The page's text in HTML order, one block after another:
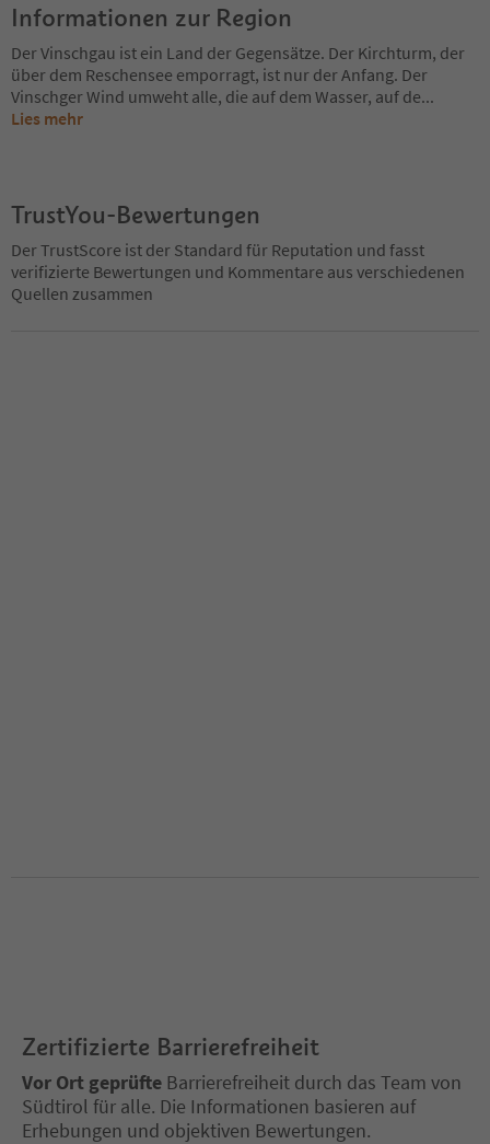
Informationen zur Region
Der Vinschgau ist ein Land der Gegensätze. Der Kirchturm, der
über dem Reschensee emporragt, ist nur der Anfang. Der
Vinschger Wind umweht alle, die auf dem Wasser, auf de...
Lies mehr
TrustYou-Bewertungen
Der TrustScore ist der Standard für Reputation und fasst
verifizierte Bewertungen und Kommentare aus verschiedenen
Quellen zusammen
Zertifizierte Barrierefreiheit
Vor Ort geprüfte Barrierefreiheit durch das Team von
Südtirol für alle. Die Informationen basieren auf
Erhebungen und objektiven Bewertungen.